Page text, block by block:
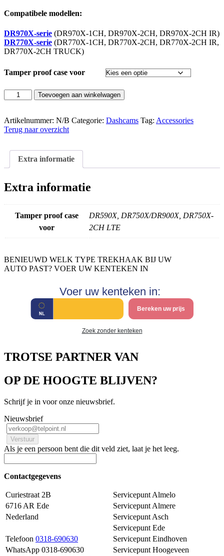
Compatibele modellen:
DR970X-serie (DR970X-1CH, DR970X-2CH, DR970X-2CH IR)
DR770X-serie (DR770X-1CH, DR770X-2CH, DR770X-2CH IR,
DR770X-2CH TRUCK)
Tamper proof case voor
BlackVue
Sabotage
beschermkap
aantal
Toevoegen aan winkelwagen
Artikelnummer: N/B Categorie: Dashcams Tag: Accessories
Terug naar overzicht
Extra informatie
Extra informatie
Tamper proof case
voor
DR590X, DR750X/DR900X, DR750X-
2CH LTE
BENIEUWD WELK TYPE TREKHAAK BIJ UW
AUTO PAST? VOER UW KENTEKEN IN
Voer uw kenteken in:
Bereken uw prijs
Zoek zonder kenteken
TROTSE PARTNER VAN
OP DE HOOGTE BLIJVEN?
Schrijf je in voor onze nieuwsbrief.
Nieuwsbrief
Als je een persoon bent die dit veld ziet, laat je het leeg.
Contactgegevens
Curiestraat 2B
Servicepunt Almelo
6716 AR Ede
Servicepunt Almere
Nederland
Servicepunt Asch
Servicepunt Ede
Telefoon 0318-690630
Servicepunt Eindhoven
WhatsApp 0318-690630
Servicepunt Hoogeveen